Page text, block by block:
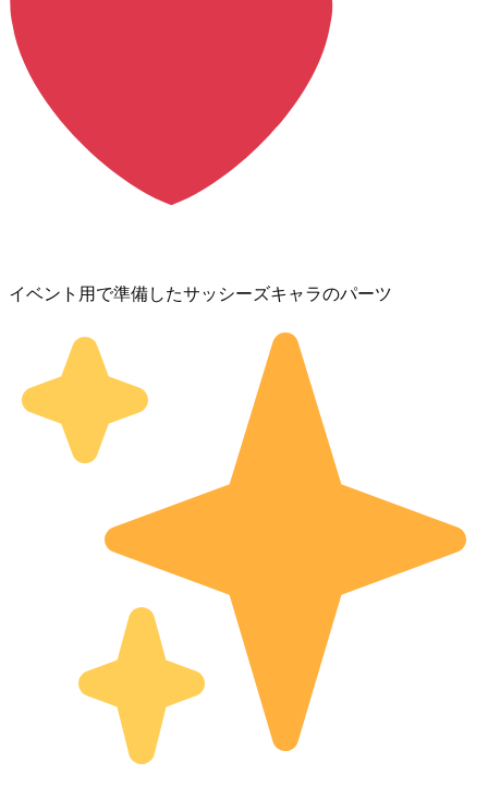
イベント用で準備したサッシーズキャラのパーツ